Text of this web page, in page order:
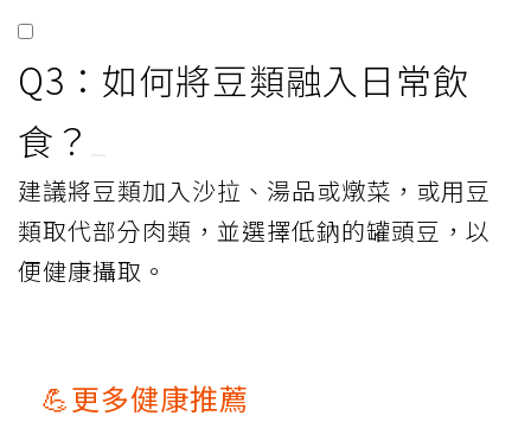
Q3：如何將豆類融入日常飲
食？
建議將豆類加入沙拉、湯品或燉菜，或用豆
類取代部分肉類，並選擇低鈉的罐頭豆，以
便健康攝取。
💪更多健康推薦